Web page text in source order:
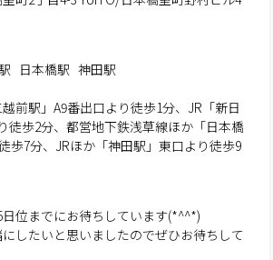
日本橋駅 神田駅
前駅」A9番出口より徒歩1分、JR「新日
徒歩2分、都営地下鉄浅草線ほか「日本橋
歩7分、JRほか「神田駅」東口より徒歩9
位までにお待ちしています(*^^*)
したいと思いましたのでぜひお待ちして